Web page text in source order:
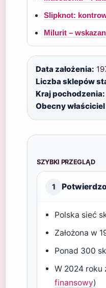
Slipknot:
Milurit –
Data założenia:
Liczba sklepów
Kraj pochodzenia:
Obecny
SZYBKI PRZEGLĄD
1
Polska sieć
Założona w
Ponad 300
W 2024 roku
finansowy)